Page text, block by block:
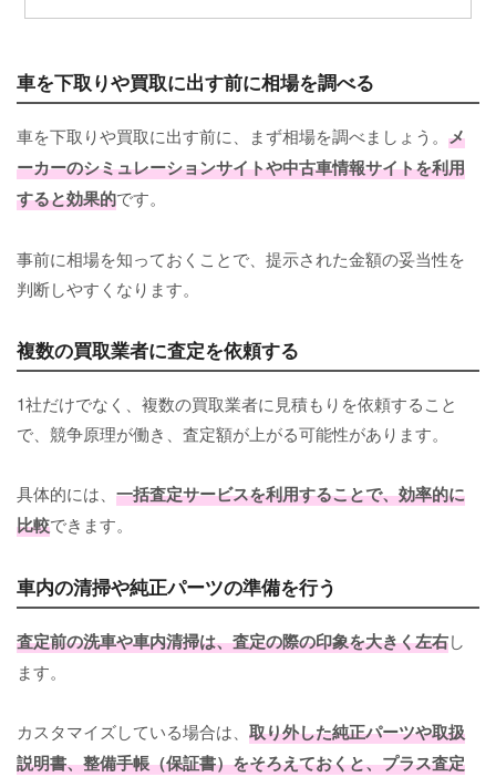
車を下取りや買取に出す前に相場を調べる
車を下取りや買取に出す前に、まず相場を調べましょう。 メ
ーカーのシミュレーションサイトや中古車情報サイトを利用
すると効果的です。
事前に相場を知っておくことで、提示された金額の妥当性を
判断しやすくなります。
複数の買取業者に査定を依頼する
1社だけでなく、複数の買取業者に見積もりを依頼すること
で、競争原理が働き、査定額が上がる可能性があります。
具体的には、 一括査定サービスを利用することで、効率的に
比較できます。
車内の清掃や純正パーツの準備を行う
査定前の洗車や車内清掃は、査定の際の印象を大きく左右し
ます。
カスタマイズしている場合は、 取り外した純正パーツや取扱
説明書、整備手帳（保証書）をそろえておくと、プラス査定